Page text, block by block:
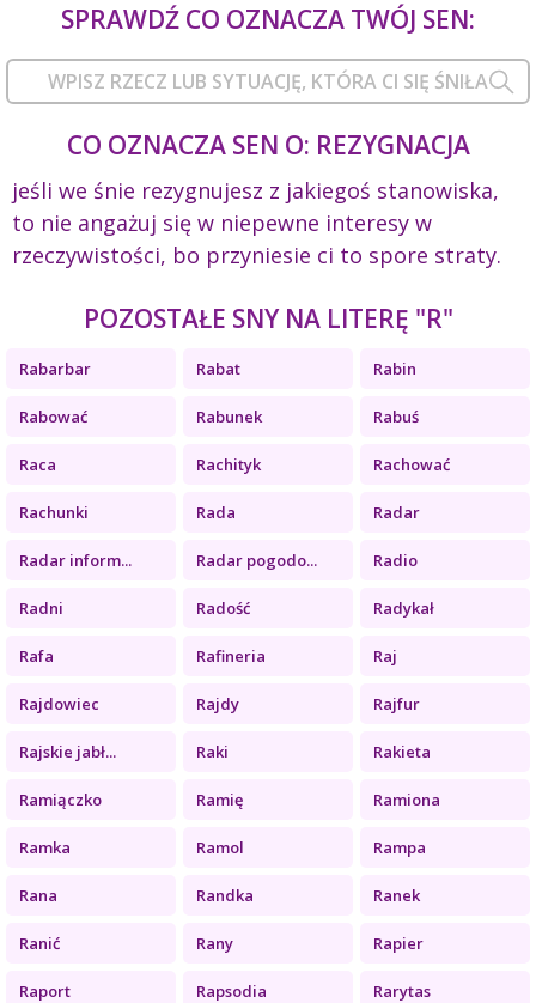
SPRAWDŹ CO OZNACZA TWÓJ SEN:
CO OZNACZA SEN O: REZYGNACJA
jeśli we śnie rezygnujesz z jakiegoś stanowiska,
to nie angażuj się w niepewne interesy w
rzeczywistości, bo przyniesie ci to spore straty.
POZOSTAŁE SNY NA LITERĘ "R"
Rabarbar Rabat Rabin
Rabować Rabunek Rabuś
Raca Rachityk Rachować
Rachunki Rada Radar
Radar inform... Radar pogodo... Radio
Radni Radość Radykał
Rafa Rafineria Raj
Rajdowiec Rajdy Rajfur
Rajskie jabł... Raki Rakieta
Ramiączko Ramię Ramiona
Ramka Ramol Rampa
Rana Randka Ranek
Ranić Rany Rapier
Raport Rapsodia Rarytas